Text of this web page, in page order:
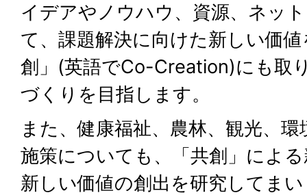
イデアやノウハウ、資源、ネッ
て、課題解決に向けた新しい価
創」(英語でCo-Creation)にも取
づくりを目指します。
また、健康福祉、農林、観光、
施策についても、「共創」によ
新しい価値の創出を研究してま